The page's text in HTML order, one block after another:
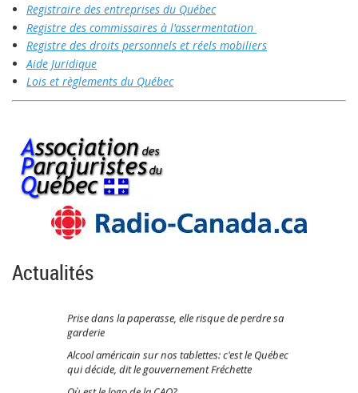
Registraire des entreprises du Québec
Registre des commissaires à l'assermentation
Registre des droits personnels et réels mobiliers
Aide Juridique
Lois et règlements du Québec
Actualités
Prise dans la paperasse, elle risque de perdre sa
garderie
Alcool américain sur nos tablettes: c'est le Québec
qui décide, dit le gouvernement Fréchette